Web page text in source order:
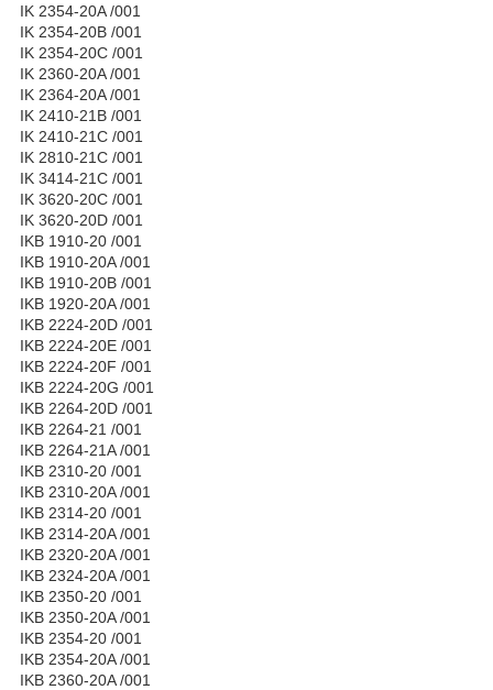
IK 2354-20A /001
IK 2354-20B /001
IK 2354-20C /001
IK 2360-20A /001
IK 2364-20A /001
IK 2410-21B /001
IK 2410-21C /001
IK 2810-21C /001
IK 3414-21C /001
IK 3620-20C /001
IK 3620-20D /001
IKB 1910-20 /001
IKB 1910-20A /001
IKB 1910-20B /001
IKB 1920-20A /001
IKB 2224-20D /001
IKB 2224-20E /001
IKB 2224-20F /001
IKB 2224-20G /001
IKB 2264-20D /001
IKB 2264-21 /001
IKB 2264-21A /001
IKB 2310-20 /001
IKB 2310-20A /001
IKB 2314-20 /001
IKB 2314-20A /001
IKB 2320-20A /001
IKB 2324-20A /001
IKB 2350-20 /001
IKB 2350-20A /001
IKB 2354-20 /001
IKB 2354-20A /001
IKB 2360-20A /001